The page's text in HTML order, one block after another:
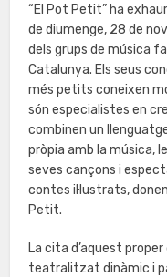
“El Pot Petit” ha
de diumenge, 28 de
dels grups de música
Catalunya. Els seus
més petits coneixen
són especialistes en
combinen un
pròpia amb la música,
seves cançons i
contes il·lustrats,
Petit.
La cita d’aquest
teatralitzat dinàmic i